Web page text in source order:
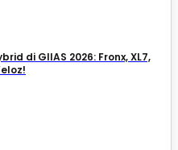
di GIIAS 2026: Fronx, XL7,